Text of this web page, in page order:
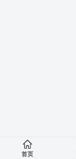
首页